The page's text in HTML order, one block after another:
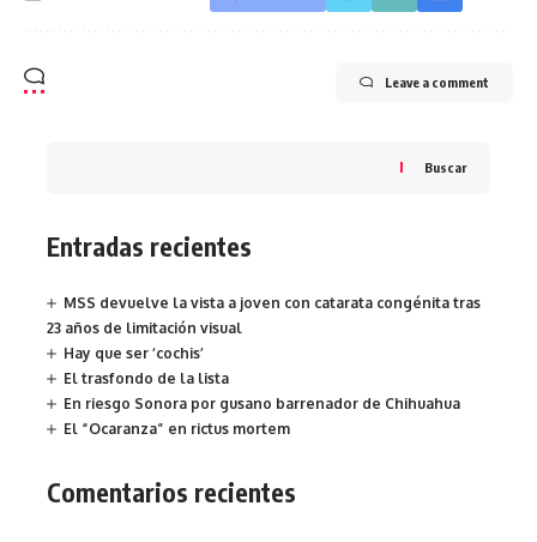
Leave a comment
Buscar
Entradas recientes
MSS devuelve la vista a joven con catarata congénita tras
23 años de limitación visual
Hay que ser ‘cochis’
El trasfondo de la lista
En riesgo Sonora por gusano barrenador de Chihuahua
El “Ocaranza” en rictus mortem
Comentarios recientes